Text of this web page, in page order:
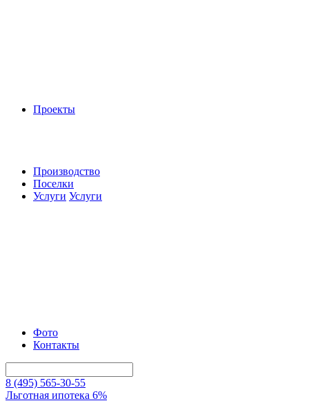
Проекты
Производство
Поселки
Услуги Услуги
Фото
Контакты
8 (495) 565-30-55
Льготная ипотека 6%